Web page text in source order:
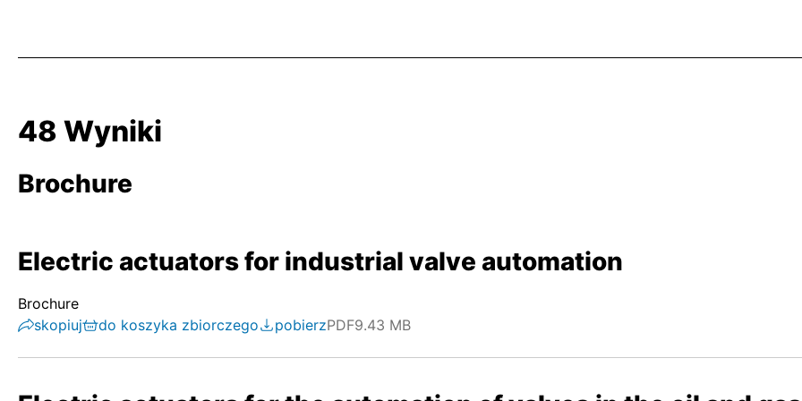
48 Wyniki
Brochure
Electric actuators for industrial valve automation
Brochure
skopiuj
do koszyka zbiorczego pobierzPDF9.43 MB